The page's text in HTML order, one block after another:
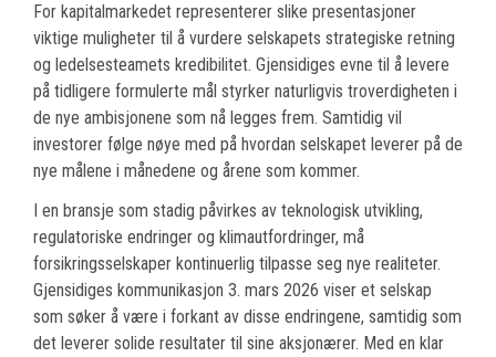
For kapitalmarkedet representerer slike presentasjoner
viktige muligheter til å vurdere selskapets strategiske retning
og ledelsesteamets kredibilitet. Gjensidiges evne til å levere
på tidligere formulerte mål styrker naturligvis troverdigheten i
de nye ambisjonene som nå legges frem. Samtidig vil
investorer følge nøye med på hvordan selskapet leverer på de
nye målene i månedene og årene som kommer.
I en bransje som stadig påvirkes av teknologisk utvikling,
regulatoriske endringer og klimautfordringer, må
forsikringsselskaper kontinuerlig tilpasse seg nye realiteter.
Gjensidiges kommunikasjon 3. mars 2026 viser et selskap
som søker å være i forkant av disse endringene, samtidig som
det leverer solide resultater til sine aksjonærer. Med en klar